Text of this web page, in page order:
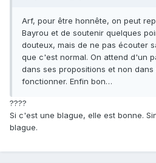
Arf, pour être honnête, on peut
Bayrou et de soutenir quelques
douteux, mais de ne pas écouter
que c'est normal. On attend d'un
dans ses propositions et non dans
fonctionner. Enfin bon…
????
Si c'est une blague, elle est bonne.
blague.